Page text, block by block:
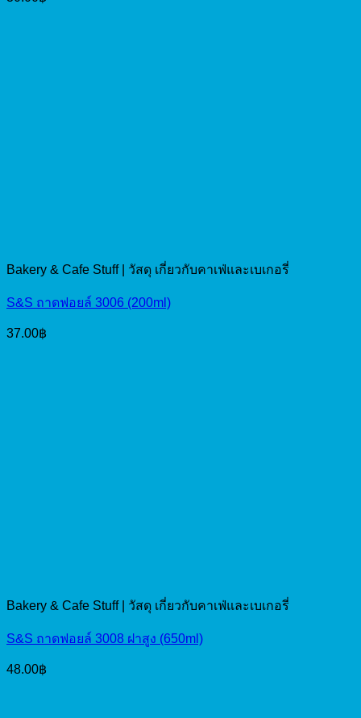
Bakery & Cafe Stuff | วัสดุ เกี่ยวกับคาเฟ่และเบเกอรี่
S&S ถาดฟอยล์ 3006 (200ml)
37.00฿
Bakery & Cafe Stuff | วัสดุ เกี่ยวกับคาเฟ่และเบเกอรี่
S&S ถาดฟอยล์ 3008 ฝาสูง (650ml)
48.00฿